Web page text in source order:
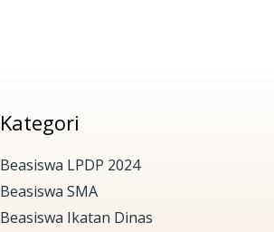
Kategori
Beasiswa LPDP 2024
Beasiswa SMA
Beasiswa Ikatan Dinas